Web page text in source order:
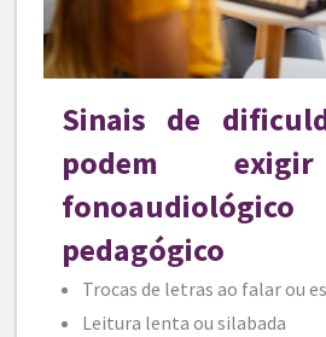
Sinais de
podem
pedagógico
Trocas de letras ao falar ou
Leitura lenta ou silabada